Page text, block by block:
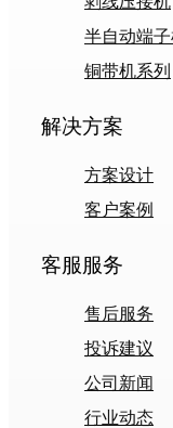
半自动端
铜带机系列
解决方案
方案设计
客户案例
客服服务
售后服务
投诉建议
公司新闻
行业动态